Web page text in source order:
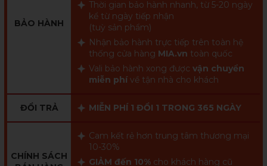
BẢO HÀNH
Thời gian bảo hành nhanh, từ 5-20 ngày
kể từ ngày tiếp nhận
(tuỳ sản phẩm)
Nhận bảo hành trực tiếp trên toàn hệ
thống cửa hàng MIA.vn toàn quốc
Vali bảo hành xong được vận chuyển
miễn phí về tận nhà cho khách
ĐỔI TRẢ MIỄN PHÍ 1 ĐỔI 1 TRONG 365 NGÀY
CHÍNH SÁCH
Cam kết rẻ hơn trung tâm thương mại
10-30%
GIẢM đến 10% cho khách hàng cũ